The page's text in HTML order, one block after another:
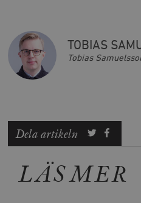
TOBIAS
Tobias
Dela artikeln
LÄS MER